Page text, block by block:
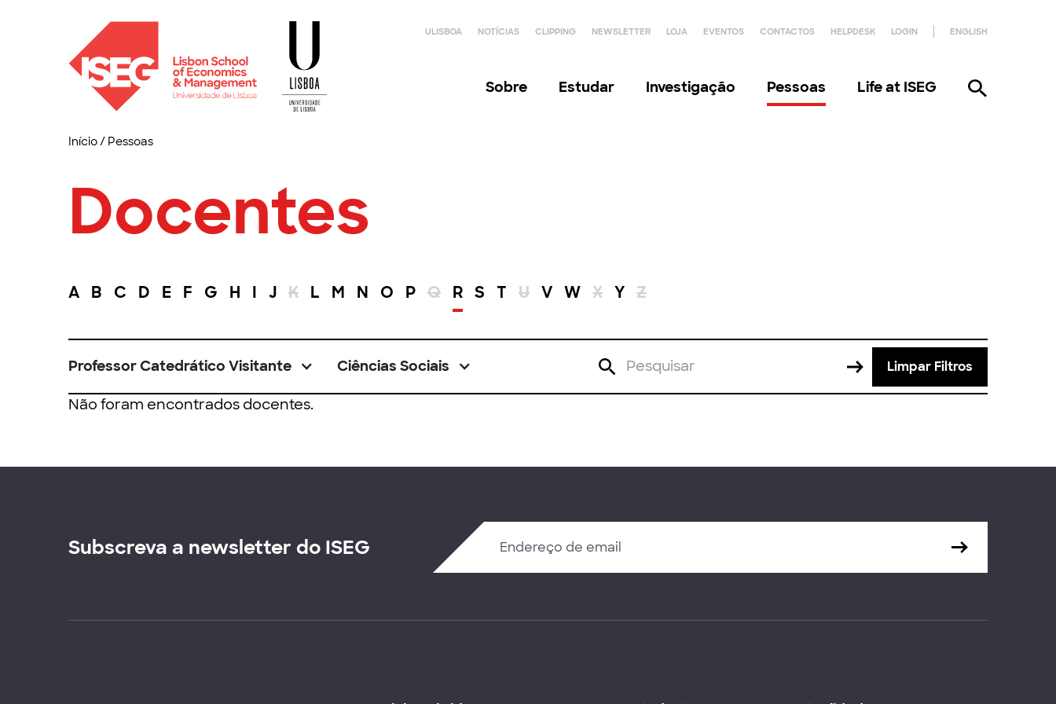
ULISBOA NOTÍCIAS CLIPPING NEWSLETTER LOJA EVENTOS CONTACTOS HELPDESK LOGIN ENGLISH
Sobre Estudar Investigação Pessoas Life at ISEG
Início/ Pessoas
Docentes
A B C D E F G H I J K L M N O P Q R S T U V W X Y Z
Professor Catedrático Visitante Ciências Sociais Limpar Filtros
Não foram encontrados docentes.
Subscreva a newsletter do ISEG